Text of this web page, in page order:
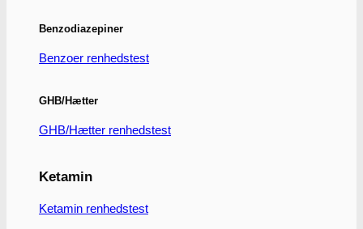
Benzodiazepiner
Benzoer renhedstest
GHB/Hætter
GHB/Hætter renhedstest
Ketamin
Ketamin renhedstest